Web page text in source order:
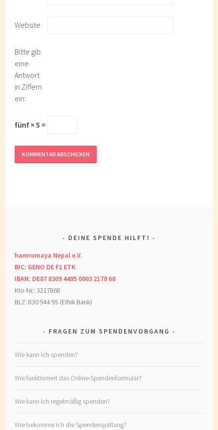
Website
Bitte gib
eine
Antwort
in Ziffern
ein:
fünf × 5 =
DEINE SPENDE HILFT!
hamromaya Nepal e.V.
BIC: GENO DE F1 ETK
IBAN: DE87 8309 4495 0003 2178 68
Kto-Nr.: 3217868
BLZ: 830 944 95 (Ethik Bank)
FRAGEN ZUM SPENDENVORGANG
Wie kann ich spenden?
Wie funktioniert das Online-Spendenformular?
Wie kann ich regelmäßig spenden?
Wie bekomme ich die Spendenquittung?